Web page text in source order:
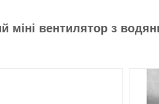
міні вентилятор з